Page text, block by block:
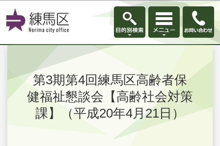
このページの本文へ移動
第3期第4回練馬区高齢者保
健福祉懇談会【高齢社会対策
課】（平成20年4月21日）